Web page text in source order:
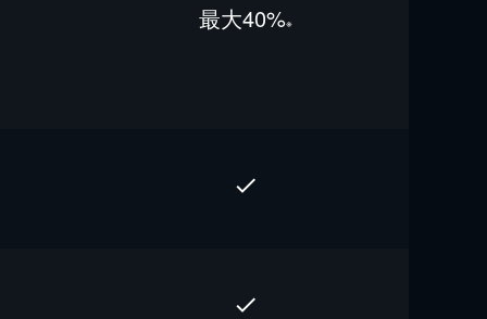
最⼤40%※